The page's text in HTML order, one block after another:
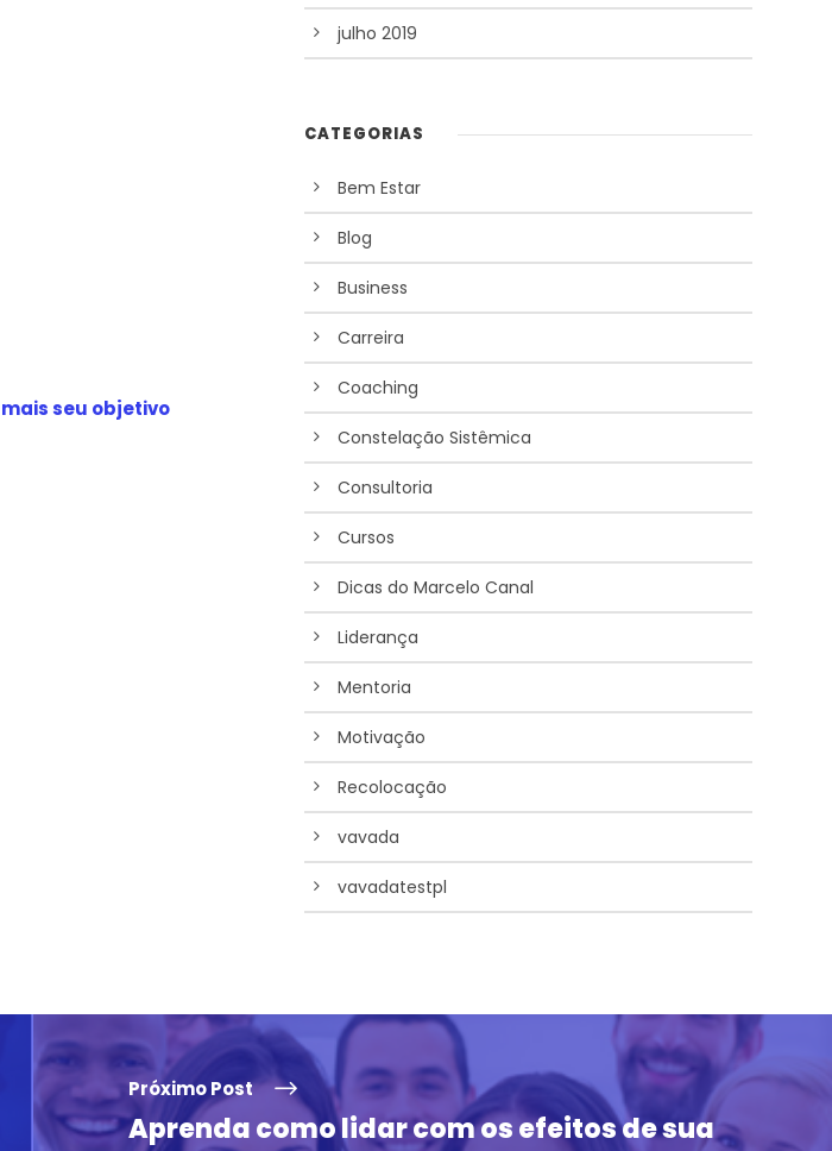
seu objetivo
julho 2019
CATEGORIAS
Bem Estar
Blog
Business
Carreira
Coaching
Constelação Sistêmica
Consultoria
Cursos
Dicas do Marcelo Canal
Liderança
Mentoria
Motivação
Recolocação
vavada
vavadatestpl
Próximo Post
Aprenda como lidar com os efeitos de sua